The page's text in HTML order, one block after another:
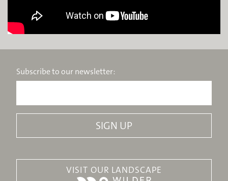
Subscribe to our newsletter:
VISIT OUR LANDSCAPE